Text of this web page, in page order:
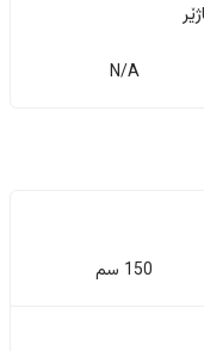
N/A
150 سم